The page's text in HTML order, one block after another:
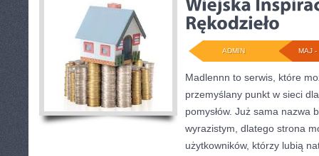
MAJ -
ADMIN
Madlennn to serwis, które
przemyślany punkt w sieci
pomysłów. Już sama nazwa
wyrazistym, dlatego strona
użytkowników, którzy lubią